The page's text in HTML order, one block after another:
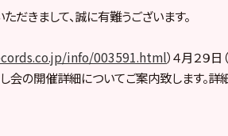
だきまして、誠に有難うございます。
info/003591.html）４月２９
会の開催詳細についてご案内致します。詳